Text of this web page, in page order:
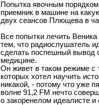
Попытка явочным
приемник в машине на
двух сеансов Плющева в
Все попытки лечить
тем, что радиослушатель
сделать поспешный вывод
медицине.
Он живет в таком режиме с
которых хотел научить
никакой, - потому что уже
волне 91,2 FM нечто
о закоренелом идеалисте